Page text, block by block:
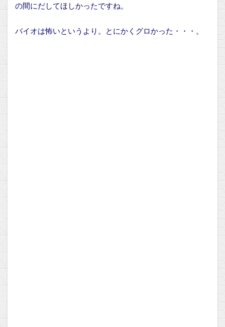
の間にだしてほしかったですね。
バイオは怖いというより。とにかくグロかった・・・。